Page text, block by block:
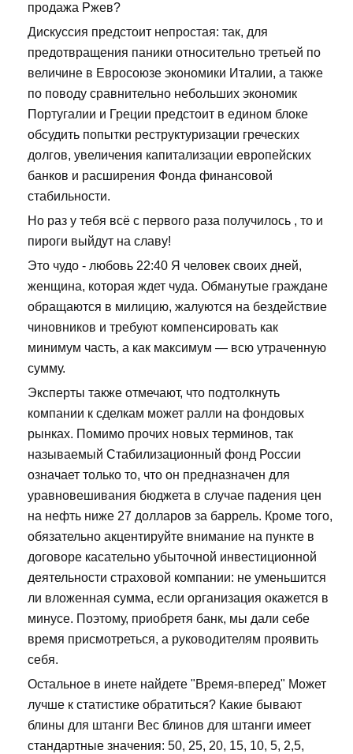
продажа Ржев?
Дискуссия предстоит непростая: так, для
предотвращения паники относительно третьей по
величине в Евросоюзе экономики Италии, а также
по поводу сравнительно небольших экономик
Португалии и Греции предстоит в едином блоке
обсудить попытки реструктуризации греческих
долгов, увеличения капитализации европейских
банков и расширения Фонда финансовой
стабильности.
Но раз у тебя всё с первого раза получилось , то и
пироги выйдут на славу!
Это чудо - любовь 22:40 Я человек своих дней,
женщина, которая ждет чуда. Обманутые граждане
обращаются в милицию, жалуются на бездействие
чиновников и требуют компенсировать как
минимум часть, а как максимум — всю утраченную
сумму.
Эксперты также отмечают, что подтолкнуть
компании к сделкам может ралли на фондовых
рынках. Помимо прочих новых терминов, так
называемый Стабилизационный фонд России
означает только то, что он предназначен для
уравновешивания бюджета в случае падения цен
на нефть ниже 27 долларов за баррель. Кроме того,
обязательно акцентируйте внимание на пункте в
договоре касательно убыточной инвестиционной
деятельности страховой компании: не уменьшится
ли вложенная сумма, если организация окажется в
минусе. Поэтому, приобретя банк, мы дали себе
время присмотреться, а руководителям проявить
себя.
Остальное в инете найдете "Время-вперед" Может
лучше к статистике обратиться? Какие бывают
блины для штанги Вес блинов для штанги имеет
стандартные значения: 50, 25, 20, 15, 10, 5, 2,5,